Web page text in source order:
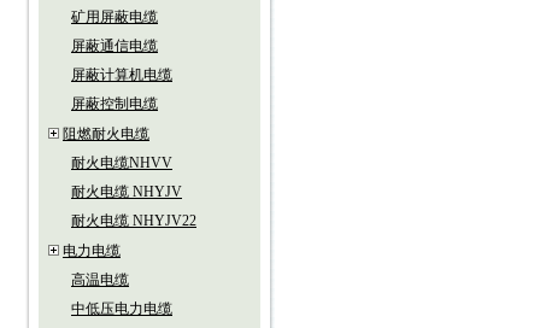
矿用屏蔽电缆
屏蔽通信电缆
屏蔽计算机电缆
屏蔽控制电缆
阻燃耐火电缆
耐火电缆NHVV
耐火电缆 NHYJV
耐火电缆 NHYJV22
电力电缆
高温电缆
中低压电力电缆